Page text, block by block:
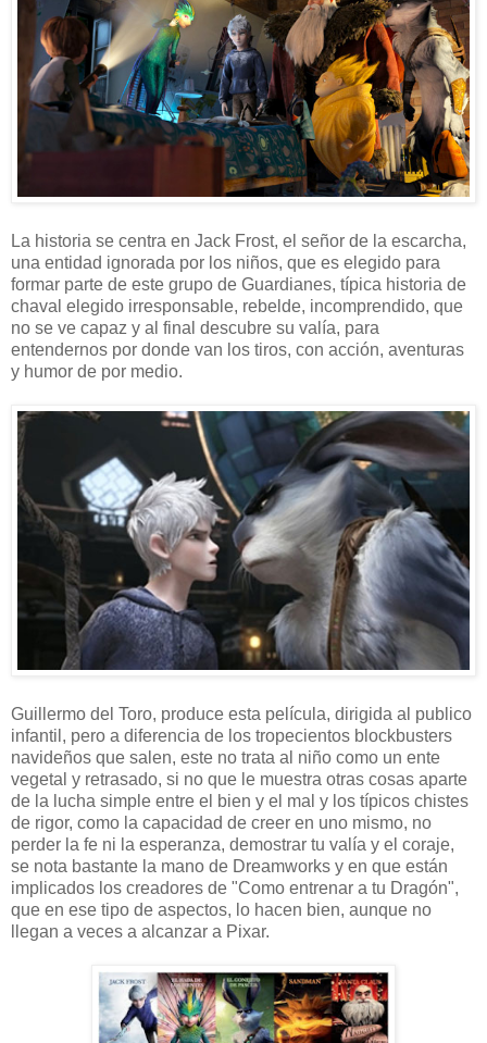
La historia se centra en Jack Frost, el señor de la escarcha,
una entidad ignorada por los niños, que es elegido para
formar parte de este grupo de Guardianes, típica historia de
chaval elegido irresponsable, rebelde, incomprendido, que
no se ve capaz y al final descubre su valía, para
entendernos por donde van los tiros, con acción, aventuras
y humor de por medio.
Guillermo del Toro, produce esta película, dirigida al publico
infantil, pero a diferencia de los tropecientos blockbusters
navideños que salen, este no trata al niño como un ente
vegetal y retrasado, si no que le muestra otras cosas aparte
de la lucha simple entre el bien y el mal y los típicos chistes
de rigor, como la capacidad de creer en uno mismo, no
perder la fe ni la esperanza, demostrar tu valía y el coraje,
se nota bastante la mano de Dreamworks y en que están
implicados los creadores de "Como entrenar a tu Dragón",
que en ese tipo de aspectos, lo hacen bien, aunque no
llegan a veces a alcanzar a Pixar.